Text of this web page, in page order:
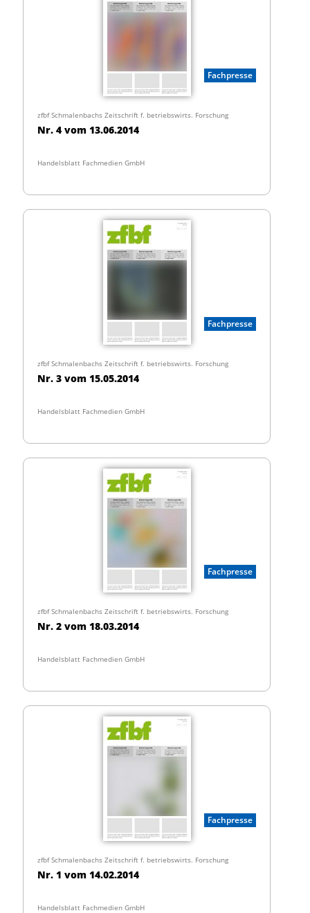
Fachpresse
zfbf Schmalenbachs Zeitschrift f. betriebswirts. Forschung
Nr. 4 vom 13.06.2014
Handelsblatt Fachmedien GmbH
Fachpresse
zfbf Schmalenbachs Zeitschrift f. betriebswirts. Forschung
Nr. 3 vom 15.05.2014
Handelsblatt Fachmedien GmbH
Fachpresse
zfbf Schmalenbachs Zeitschrift f. betriebswirts. Forschung
Nr. 2 vom 18.03.2014
Handelsblatt Fachmedien GmbH
Fachpresse
zfbf Schmalenbachs Zeitschrift f. betriebswirts. Forschung
Nr. 1 vom 14.02.2014
Handelsblatt Fachmedien GmbH